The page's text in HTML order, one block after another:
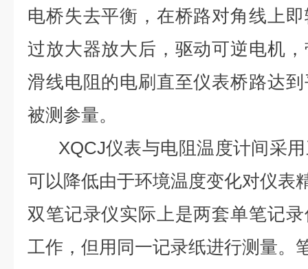
电桥失去平衡，在桥路对角线上
过放大器放大后，驱动可逆电机
滑线电阻的电刷直至仪表桥路达
被测参量。
XQCJ仪表与电阻温度计间采用
可以降低由于环境温度变化对仪表
双笔记录仪实际上是两套单笔记
工作，但用同一记录纸进行测量。